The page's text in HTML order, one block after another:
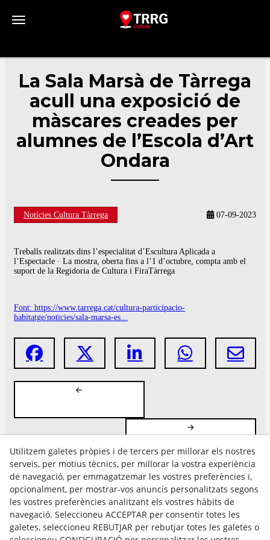
Toggle navigation
La Sala Marsà de Tàrrega
acull una exposició de
màscares creades per
alumnes de l’Escola d’Art
Ondara
Notícies Cultura Tàrrega 07-09-2023
Treballs realitzats dins l’especialitat d’Escultura Aplicada a
l’Espectacle · La mostra, oberta fins a l’1 d’octubre, compta amb el
suport de la Regidoria de Cultura i FiraTàrrega
Font: https://www.tarrega.cat/cultura-participacio-
habitatge/noticies/sala-marsa-es...
Avís Legal
Política Cookies
Política de Privacitat
Utilitzem galetes pròpies i de tercers per millorar els nostres
serveis, per motius tècnics, per millorar la vostra experiència
de navegació, per emmagatzemar les vostres preferències i,
opcionalment, per mostrar-vos anuncis personalitzats segons
les vostres preferències analitzant els vostres hàbits de
navegació. Seleccioneu ACCEPTAR per consentir totes les
galetes, seleccioneu REBUTJAR per rebutjar totes les galetes o